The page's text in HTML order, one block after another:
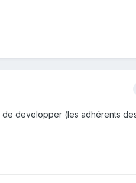
de developper (les adhérents